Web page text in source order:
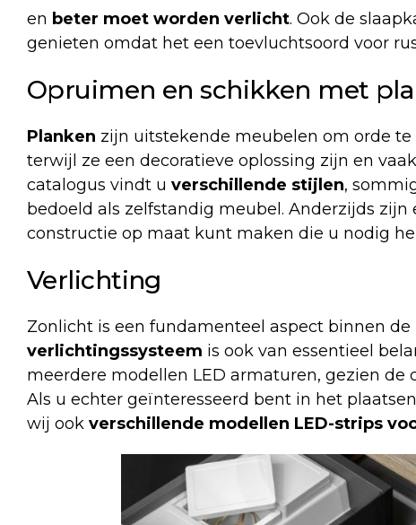
en beter moet worden verlicht. Ook de
genieten omdat het een toevluchtsoord voor
Opruimen en schikken met
Planken zijn uitstekende meubelen om orde
terwijl ze een decoratieve oplossing zijn en vaak
catalogus vindt u verschillende stijlen,
bedoeld als zelfstandig meubel. Anderzijds
constructie op maat kunt maken die u nodig
Verlichting
Zonlicht is een fundamenteel aspect binnen
verlichtingssysteem is ook van essentieel
meerdere modellen LED armaturen, gezien de
Als u echter geïnteresseerd bent in het
wij ook verschillende modellen LED-strips